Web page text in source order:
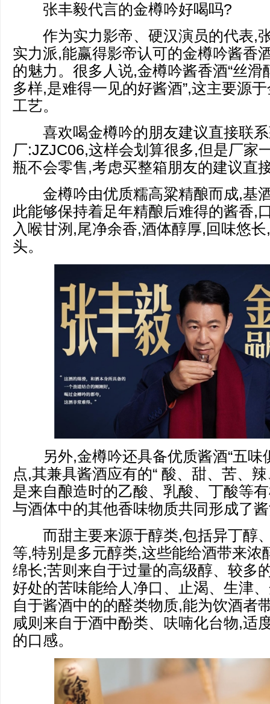
张丰毅代言的金樽吟好喝吗?
作为实力影帝、硬汉演员的代表,
实力派,能赢得影帝认可的金樽吟酱香
的魅力。很多人说,金樽吟酱香酒“丝
多样,是难得一见的好酱酒”,这主要源
工艺。
喜欢喝金樽吟的朋友建议直接联系
厂:JZJC06,这样会划算很多,但是厂家
瓶不会零售,考虑买整箱朋友的建议直
金樽吟由优质糯高粱精酿而成,基
此能够保持着足年精酿后难得的酱香,
入喉甘洌,尾净余香,酒体醇厚,回味悠
头。
另外,金樽吟还具备优质酱酒“五味
点,其兼具酱酒应有的“ 酸、甜、苦、
是来自酿造时的乙酸、乳酸、丁酸等
与酒体中的其他香味物质共同形成了酱
而甜主要来源于醇类,包括异丁醇
等,特别是多元醇类,这些能给酒带来浓
绵长;苦则来自于过量的高级醇、较多
好处的苦味能给人净口、止渴、生津
自于酱酒中的的醛类物质,能为饮酒者
咸则来自于酒中酚类、呋喃化台物,适
的口感。